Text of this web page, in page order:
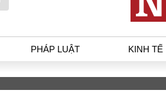
PHÁP LUẬT KINH TẾ
PHÁP LUẬT